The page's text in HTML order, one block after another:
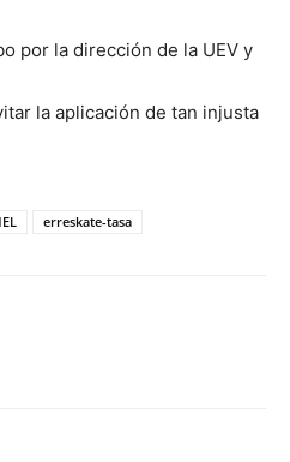
por la dirección de la UEV y
la aplicación de tan injusta
erreskate-tasa